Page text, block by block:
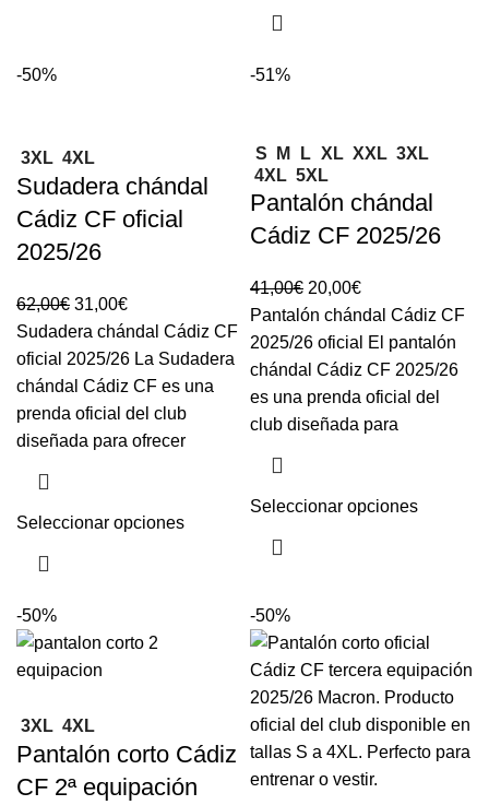
-50%
3XL 4XL
Sudadera chándal
Cádiz CF oficial
2025/26
62,00€ 31,00€
Sudadera chándal Cádiz CF
oficial 2025/26 La Sudadera
chándal Cádiz CF es una
prenda oficial del club
diseñada para ofrecer
Seleccionar opciones
-51%
S M L XL XXL 3XL
4XL 5XL
Pantalón chándal
Cádiz CF 2025/26
41,00€ 20,00€
Pantalón chándal Cádiz CF
2025/26 oficial El pantalón
chándal Cádiz CF 2025/26
es una prenda oficial del
club diseñada para
Seleccionar opciones
-50%
3XL 4XL
Pantalón corto Cádiz
CF 2ª equipación
-50%